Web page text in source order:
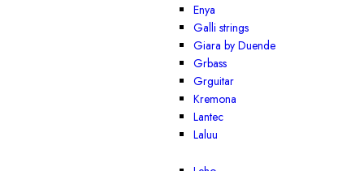
Enya
Galli strings
Giara by Duende
Grbass
Grguitar
Kremona
Lantec
Laluu